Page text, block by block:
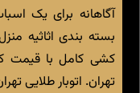
آگاهانه برای یک
بسته بندی اثاثیه
کشی کامل با قیمت
تهران. اتوبار طلایی